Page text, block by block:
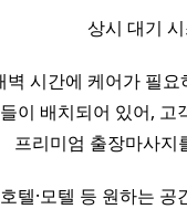
상시 대기
시간에 케어가 필
이 배치되어 있어,
프리미엄 출장마사지
텔·모텔 등 원하는